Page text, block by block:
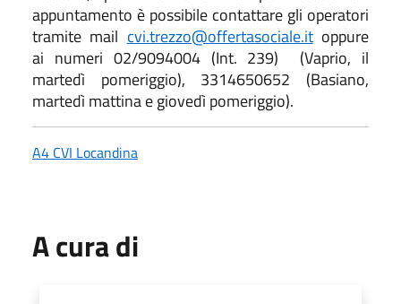
appuntamento è possibile contattare gli operatori
tramite mail cvi.trezzo@offertasociale.itoppure
ai numeri 02/9094004 (Int. 239) (Vaprio, il
martedì pomeriggio), 3314650652 (Basiano,
martedì mattina e giovedì pomeriggio).
A4 CVI Locandina
A cura di